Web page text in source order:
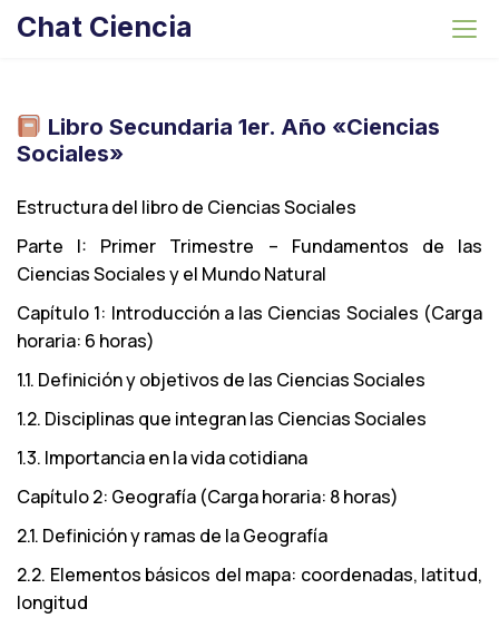
Chat Ciencia
Libro Secundaria 1er. Año «Ciencias
Sociales»
Estructura del libro de Ciencias Sociales
Parte I: Primer Trimestre – Fundamentos de las
Ciencias Sociales y el Mundo Natural
Capítulo 1: Introducción a las Ciencias Sociales (Carga
horaria: 6 horas)
1.1. Definición y objetivos de las Ciencias Sociales
1.2. Disciplinas que integran las Ciencias Sociales
1.3. Importancia en la vida cotidiana
Capítulo 2: Geografía (Carga horaria: 8 horas)
2.1. Definición y ramas de la Geografía
2.2. Elementos básicos del mapa: coordenadas, latitud,
longitud